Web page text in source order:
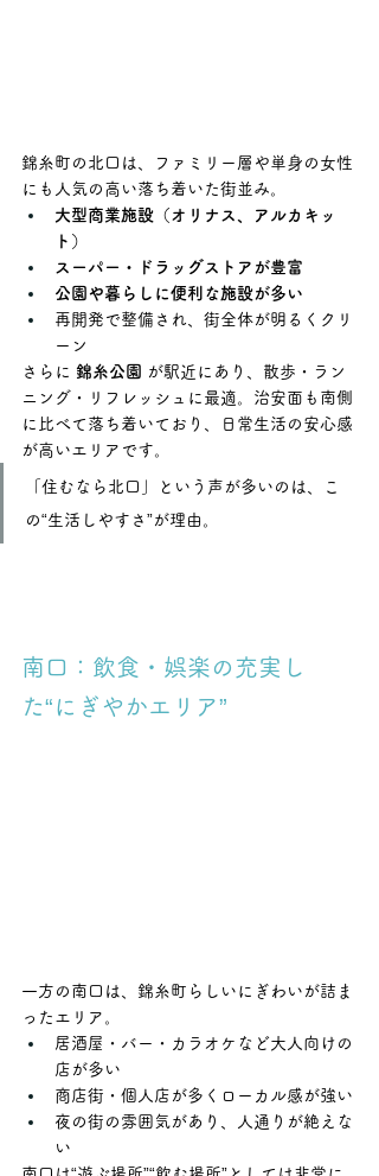
錦糸町の北口は、ファミリー層や単身の女性
にも人気の高い落ち着いた街並み。
大型商業施設（オリナス、アルカキッ
ト）
スーパー・ドラッグストアが豊富
公園や暮らしに便利な施設が多い
再開発で整備され、街全体が明るくクリ
ーン
さらに 錦糸公園 が駅近にあり、散歩・ラン
ニング・リフレッシュに最適。治安面も南側
に比べて落ち着いており、日常生活の安心感
が高いエリアです。
「住むなら北口」という声が多いのは、こ
の“生活しやすさ”が理由。
南口：飲食・娯楽の充実し
た“にぎやかエリア”
一方の南口は、錦糸町らしいにぎわいが詰ま
ったエリア。
居酒屋・バー・カラオケなど大人向けの
店が多い
商店街・個人店が多くローカル感が強い
夜の街の雰囲気があり、人通りが絶えな
い